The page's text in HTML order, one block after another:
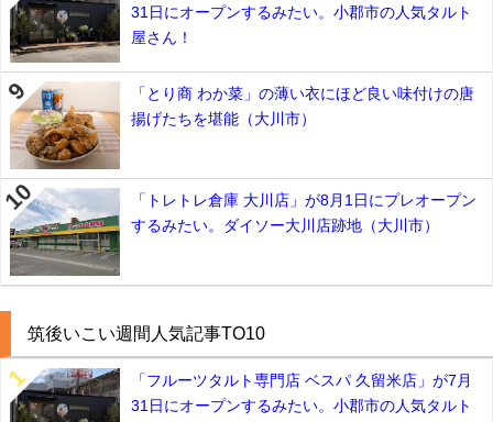
31日にオープンするみたい。小郡市の人気タルト
屋さん！
「とり商 わか菜」の薄い衣にほど良い味付けの唐
揚げたちを堪能（大川市）
「トレトレ倉庫 大川店」が8月1日にプレオープン
するみたい。ダイソー大川店跡地（大川市）
筑後いこい週間人気記事TO10
「フルーツタルト専門店 ベスパ 久留米店」が7月
31日にオープンするみたい。小郡市の人気タルト